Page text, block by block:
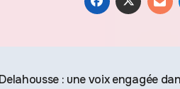
: une voix engagée